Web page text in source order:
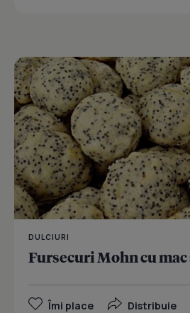
DULCIURI
Fursecuri Mohn cu
Îmi place Distribuie